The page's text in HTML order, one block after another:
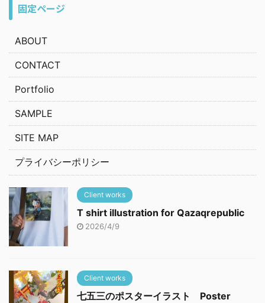
固定ページ
ABOUT
CONTACT
Portfolio
SAMPLE
SITE MAP
プライバシーポリシー
Client works
T shirt illustration for Qazaqrepublic
2026/4/9
Client works
七五三のポスターイラスト Poster